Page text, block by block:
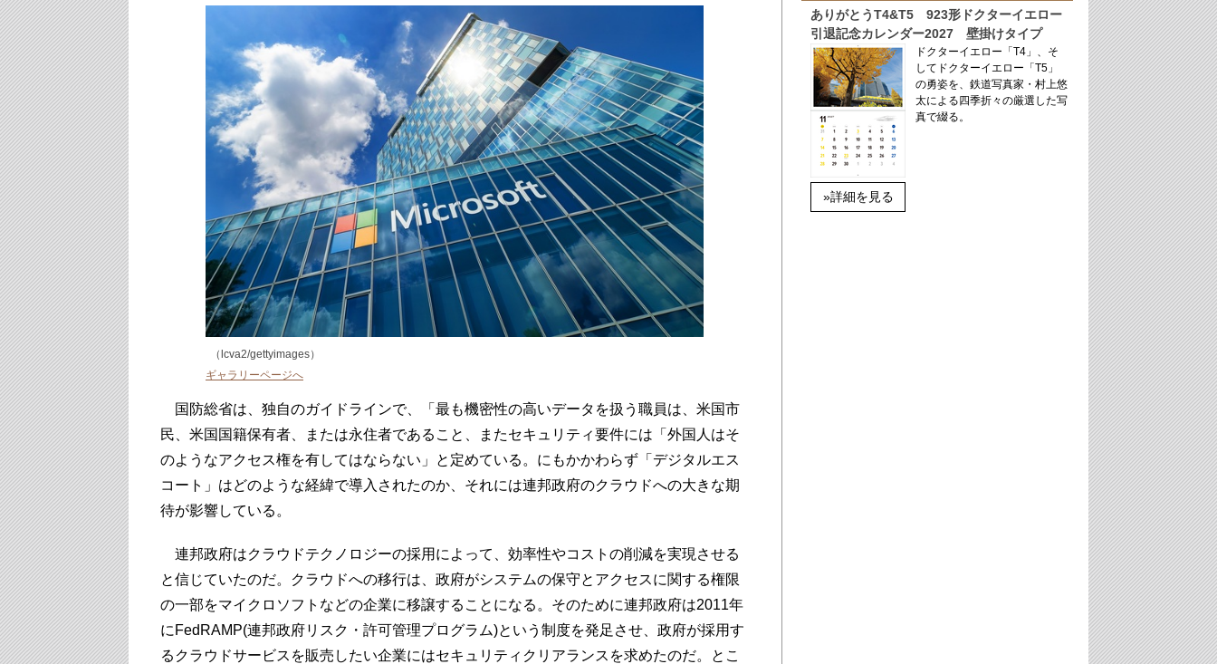
（lcva2/gettyimages）
ギャラリーページへ
国防総省は、独自のガイドラインで、「最も機密性の高いデータを扱う職員は、米国市
民、米国国籍保有者、または永住者であること、またセキュリティ要件には「外国人はそ
のようなアクセス権を有してはならない」と定めている。にもかかわらず「デジタルエス
コート」はどのような経緯で導入されたのか、それには連邦政府のクラウドへの大きな期
待が影響している。
連邦政府はクラウドテクノロジーの採用によって、効率性やコストの削減を実現させる
と信じていたのだ。クラウドへの移行は、政府がシステムの保守とアクセスに関する権限
の一部をマイクロソフトなどの企業に移譲することになる。そのために連邦政府は2011年
にFedRAMP(連邦政府リスク・許可管理プログラム)という制度を発足させ、政府が採用す
るクラウドサービスを販売したい企業にはセキュリティクリアランスを求めたのだ。とこ
ありがとうT4&T5 923形ドクターイエロー
引退記念カレンダー2027 壁掛けタイプ
»詳細を見る
ドクターイエロー「T4」、そ
してドクターイエロー「T5」
の勇姿を、鉄道写真家・村上悠
太による四季折々の厳選した写
真で綴る。